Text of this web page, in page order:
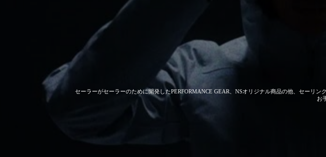
セーラーがセーラーのために開発したPERFORMANCE GEAR、NSオリジナル商品の他、セーリ
お